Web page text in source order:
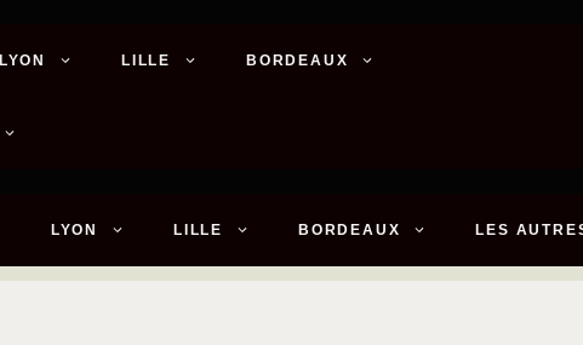
LYON LILLE BORDEAUX
LYON LILLE BORDEAUX LES